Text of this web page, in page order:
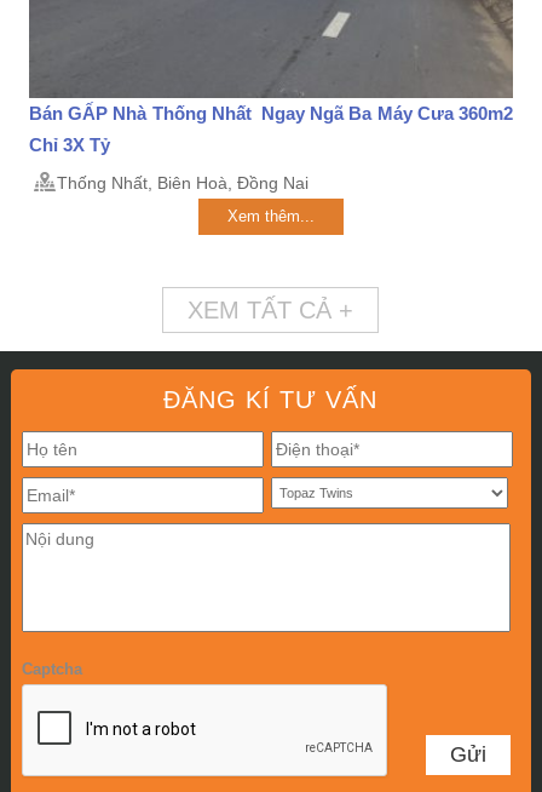
Bán GẤP Nhà Thống Nhất Ngay Ngã Ba Máy Cưa 360m2
Chỉ 3X Tỷ
Thống Nhất, Biên Hoà, Đồng Nai
Xem thêm...
XEM TẤT CẢ +
ĐĂNG KÍ TƯ VẤN
Captcha